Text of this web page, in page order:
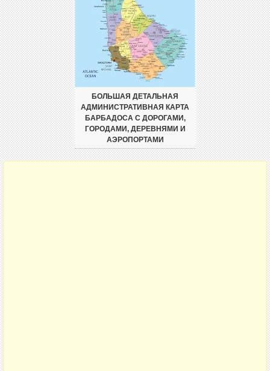
БОЛЬШАЯ ДЕТАЛЬНАЯ
АДМИНИСТРАТИВНАЯ КАРТА
БАРБАДОСА С ДОРОГАМИ,
ГОРОДАМИ, ДЕРЕВНЯМИ И
АЭРОПОРТАМИ